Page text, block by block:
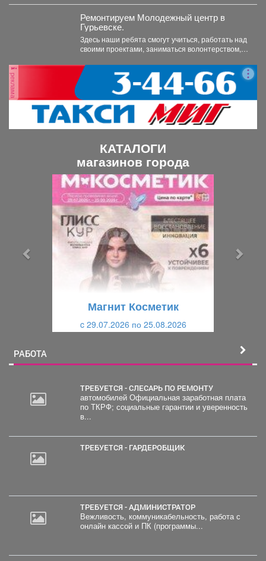
Ремонтируем Молодежный центр в
Гурьевске.
Здесь наши ребята смогут учиться, работать над
своими проектами, заниматься волонтерством,
реклама
КАТАЛОГИ
магазинов города
Магнит Косметик
c 29.07.2026 по 25.08.2026
РАБОТА
ТРЕБУЕТСЯ - СЛЕСАРЬ ПО РЕМОНТУ
автомобилей Официальная заработная плата
по ТКРФ; социальные гарантии и уверенность
в...
ТРЕБУЕТСЯ - ГАРДЕРОБЩИК
ТРЕБУЕТСЯ - АДМИНИСТРАТОР
Вежливость, коммуникабельность, работа с
онлайн кассой и ПК (программы...